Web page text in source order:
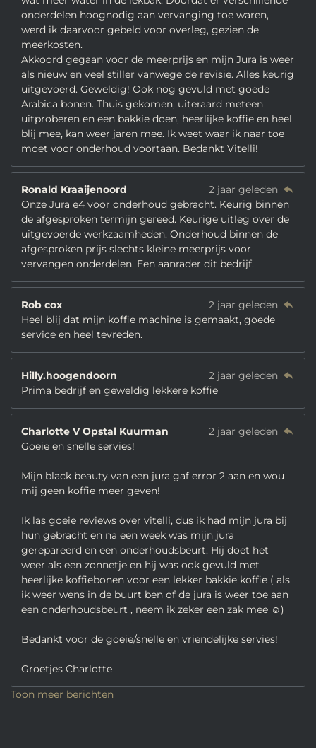
onderdelen hoognodig aan vervanging toe waren,
werd ik daarvoor gebeld voor overleg, gezien de
meerkosten.
Akkoord gegaan voor de meerprijs en mijn Jura is weer
als nieuw en veel stiller vanwege de revisie. Alles keurig
uitgevoerd. Geweldig! Ook nog gevuld met goede
Arabica bonen. Thuis gekomen, uiteraard meteen
uitproberen en een bakkie doen, heerlijke koffie en heel
blij mee, kan weer jaren mee. Ik weet waar ik naar toe
moet voor onderhoud voortaan. Bedankt Vitelli!
Ronald Kraaijenoord
2 jaar geleden
Onze Jura e4 voor onderhoud gebracht. Keurig binnen
de afgesproken termijn gereed. Keurige uitleg over de
uitgevoerde werkzaamheden. Onderhoud binnen de
afgesproken prijs slechts kleine meerprijs voor
vervangen onderdelen. Een aanrader dit bedrijf.
Rob cox
2 jaar geleden
Heel blij dat mijn koffie machine is gemaakt, goede
service en heel tevreden.
Hilly.hoogendoorn
2 jaar geleden
Prima bedrijf en geweldig lekkere koffie
Charlotte V Opstal Kuurman
2 jaar geleden
Goeie en snelle servies!
Mijn black beauty van een jura gaf error 2 aan en wou
mij geen koffie meer geven!
Ik las goeie reviews over vitelli, dus ik had mijn jura bij
hun gebracht en na een week was mijn jura
gerepareerd en een onderhoudsbeurt. Hij doet het
weer als een zonnetje en hij was ook gevuld met
heerlijke koffiebonen voor een lekker bakkie koffie ( als
ik weer wens in de buurt ben of de jura is weer toe aan
een onderhoudsbeurt , neem ik zeker een zak mee ☺️)
Bedankt voor de goeie/snelle en vriendelijke servies!
Groetjes Charlotte
Toon meer berichten